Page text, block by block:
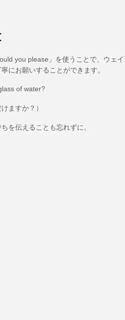
you please」を使うことで、ウェイ
にお願いすることができます。
of water?
ますか？）
を伝えることも忘れずに。